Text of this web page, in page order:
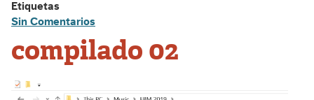
Etiquetas
Sin Comentarios
compilado 02